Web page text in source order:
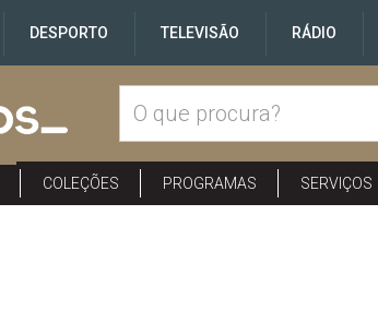
DESPORTO TELEVISÃO RÁDIO
COLEÇÕES PROGRAMAS SERVIÇOS